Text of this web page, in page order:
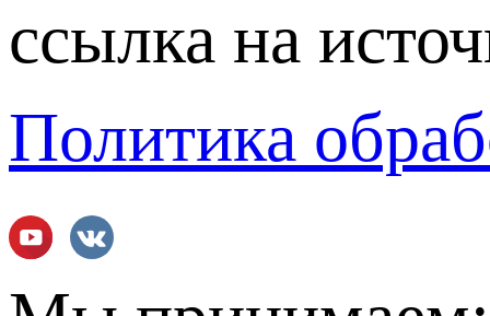
ссылка на
Политика